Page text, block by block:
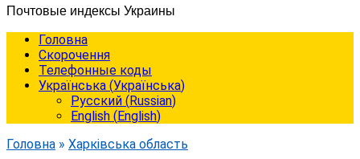
Почтовые индексы Украины
Головна
Cкорочення
Телефонные коды
Українська (Українська)
Русский (Russian)
English (English)
Головна » Харківська область